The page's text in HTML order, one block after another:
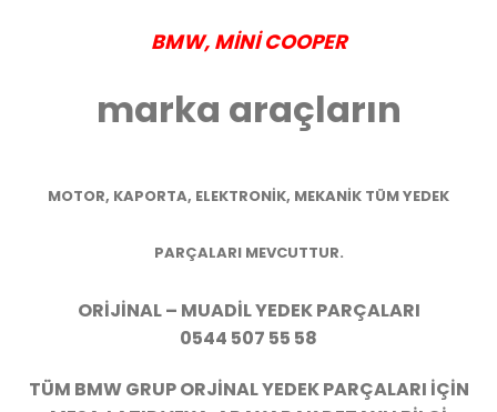
BMW, MİNİ COOPER
marka araçların
MOTOR, KAPORTA, ELEKTRONİK, MEKANİK TÜM YEDEK
PARÇALARI MEVCUTTUR.
ORİJİNAL – MUADİL YEDEK PARÇALARI
0544 507 55 58
TÜM BMW GRUP ORJİNAL YEDEK PARÇALARI İÇİN